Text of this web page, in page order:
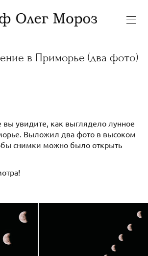
в Приморье (два фото)
вы увидите, как выглядело лунное
Выложил два фото в высоком
снимки можно было открыть